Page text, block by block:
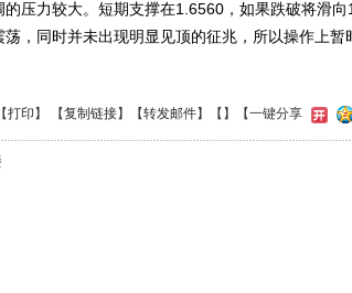
的压力较大。短期支撑在1.6560，如果跌破将滑
荡，同时并未出现明显见顶的征兆，所以操作上
【打印 】 【复制链接】【转发邮件】【 】 【一键分享